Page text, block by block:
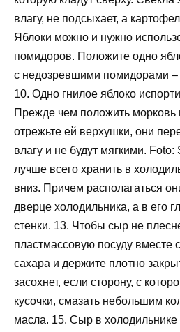
влагу, не подсыхает, а
Яблоки можно и нужно
помидоров. Положите одно
с недозревшими помидорами –
10. Одно гнилое яблоко
Прежде чем положить морковь
отрежьте ей верхушки, они
влагу и не будут мягкими.
лучше всего хранить в
вниз. Причем располагаться
дверце холодильника, а в его
стенки. 13. Чтобы сыр не
пластмассовую посуду вместе
сахара и держите плотно
засохнет, если сторону, с
кусочки, смазать небольшим
масла. 15. Сыр в